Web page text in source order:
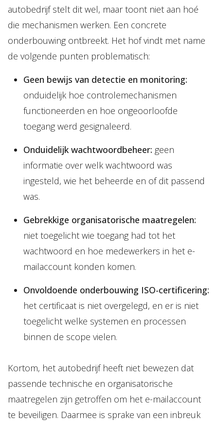
autobedrijf stelt dit wel, maar toont niet aan hoé
die mechanismen werken. Een concrete
onderbouwing ontbreekt. Het hof vindt met name
de volgende punten problematisch:
Geen bewijs van detectie en monitoring:
onduidelijk hoe controlemechanismen
functioneerden en hoe ongeoorloofde
toegang werd gesignaleerd.
Onduidelijk wachtwoordbeheer: geen
informatie over welk wachtwoord was
ingesteld, wie het beheerde en of dit passend
was.
Gebrekkige organisatorische maatregelen:
niet toegelicht wie toegang had tot het
wachtwoord en hoe medewerkers in het e-
mailaccount konden komen.
Onvoldoende onderbouwing ISO-certificering:
het certificaat is niet overgelegd, en er is niet
toegelicht welke systemen en processen
binnen de scope vielen.
Kortom, het autobedrijf heeft niet bewezen dat
passende technische en organisatorische
maatregelen zijn getroffen om het e-mailaccount
te beveiligen. Daarmee is sprake van een inbreuk